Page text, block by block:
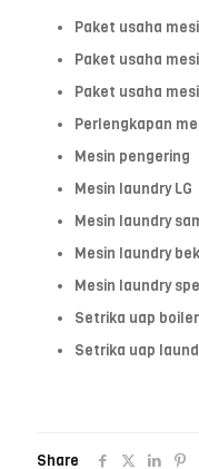
Paket usaha
Paket usaha
Paket usaha
Perlengkapan
Mesin pengering
Mesin laundry LG
Mesin laundry
Mesin laundry
Mesin laundry
Setrika uap boiler
Setrika uap
Share